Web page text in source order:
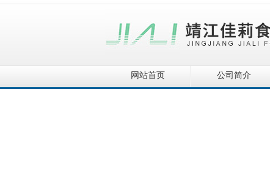
网站首页 公司简介